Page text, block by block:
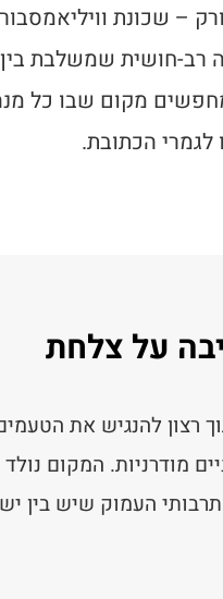
– שכונת
רב-חושית שמשלבת בין
מקום שבו כל
לגמרי הכתובת.
רצון להנגיש את
מודרניות. המקום נולד
העמוק שיש בין